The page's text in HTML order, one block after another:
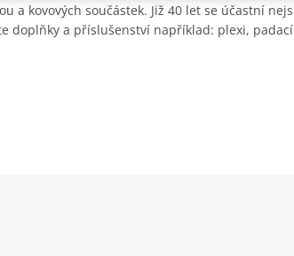
a kovových součástek. Již 40 let se účastní
doplňky a příslušenství například: plexi,